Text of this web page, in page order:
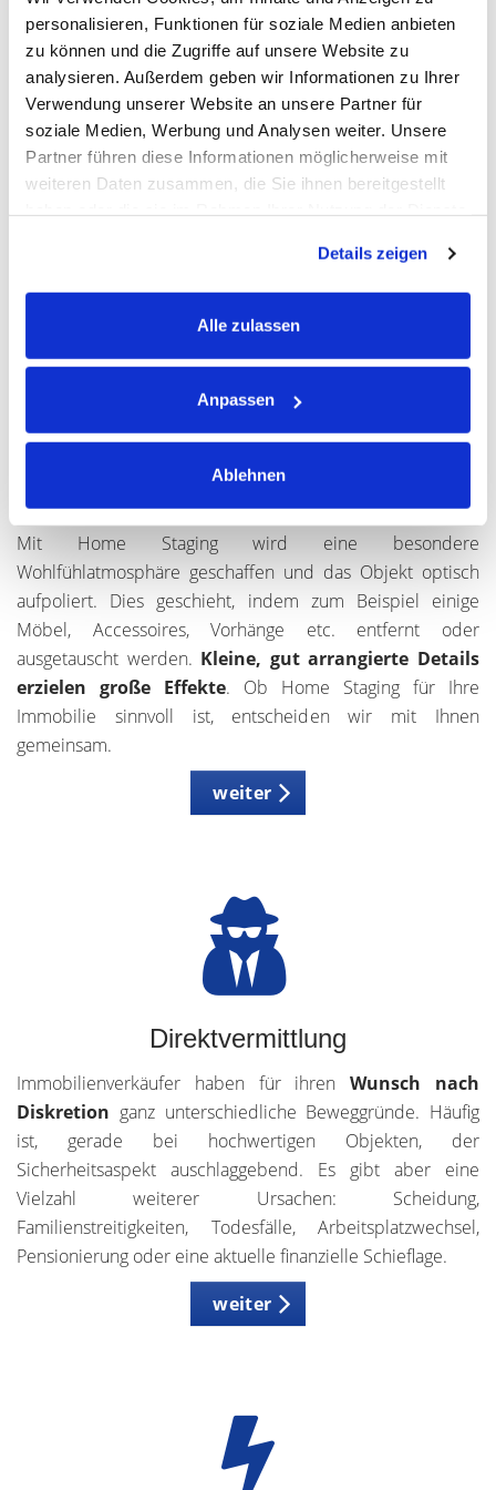
personalisieren, Funktionen für soziale Medien anbieten
zu können und die Zugriffe auf unsere Website zu
analysieren. Außerdem geben wir Informationen zu Ihrer
Verwendung unserer Website an unsere Partner für
soziale Medien, Werbung und Analysen weiter. Unsere
Partner führen diese Informationen möglicherweise mit
weiteren Daten zusammen, die Sie ihnen bereitgestellt
Details zeigen
Alle zulassen
Anpassen
Ablehnen
dem neuesten Stand der Markt- und Branchenstandards.
Weitere Immobilien-Services
für Sie
Mit Home Staging wird eine besondere
Wohlfühlatmosphäre geschaffen und das Objekt optisch
aufpoliert. Dies geschieht, indem zum Beispiel einige
Möbel, Accessoires, Vorhänge etc. entfernt oder
ausgetauscht werden. Kleine, gut arrangierte Details
erzielen große Effekte. Ob Home Staging für Ihre
Immobilie sinnvoll ist, entscheiden wir mit Ihnen
gemeinsam.
weiter
Direktvermittlung
Immobilienverkäufer haben für ihrenWunsch nach
Diskretion ganz unterschiedliche Beweggründe. Häufig
ist, gerade bei hochwertigen Objekten, der
Sicherheitsaspekt auschlaggebend. Es gibt aber eine
Vielzahl weiterer Ursachen: Scheidung,
Familienstreitigkeiten, Todesfälle, Arbeitsplatzwechsel,
Pensionierung oder eine aktuelle finanzielle Schieflage.
weiter